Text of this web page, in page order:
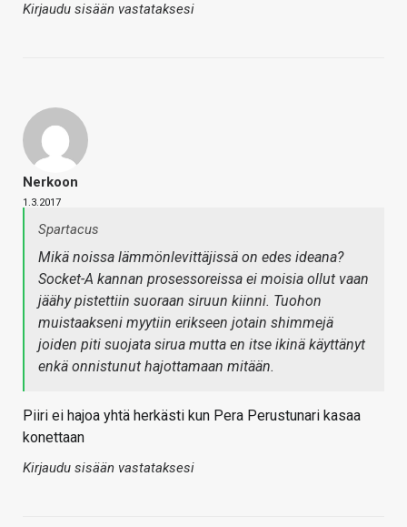
Kirjaudu sisään vastataksesi
Nerkoon
1.3.2017
Spartacus
Mikä noissa lämmönlevittäjissä on edes ideana?
Socket-A kannan prosessoreissa ei moisia ollut vaan
jäähy pistettiin suoraan siruun kiinni. Tuohon
muistaakseni myytiin erikseen jotain shimmejä
joiden piti suojata sirua mutta en itse ikinä käyttänyt
enkä onnistunut hajottamaan mitään.
Piiri ei hajoa yhtä herkästi kun Pera Perustunari kasaa
konettaan
Kirjaudu sisään vastataksesi